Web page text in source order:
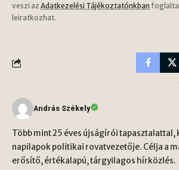
veszi az Adatkezelési Tájékoztatónkban
leiratkozhat.
András Székely
Több mint 25 éves újságírói tapasztalattal,
napilapok politikai rovatvezetője. Célja a
erősítő, értékalapú, tárgyilagos hírközlés.